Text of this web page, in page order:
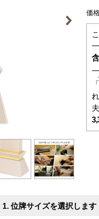
価
「
1. 位牌サイズを選択しま